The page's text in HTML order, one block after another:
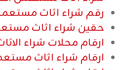
رقم شراء اثاث
حقين شراء اثاث
ارقام محلات شراء
ارقام شراء اثاث